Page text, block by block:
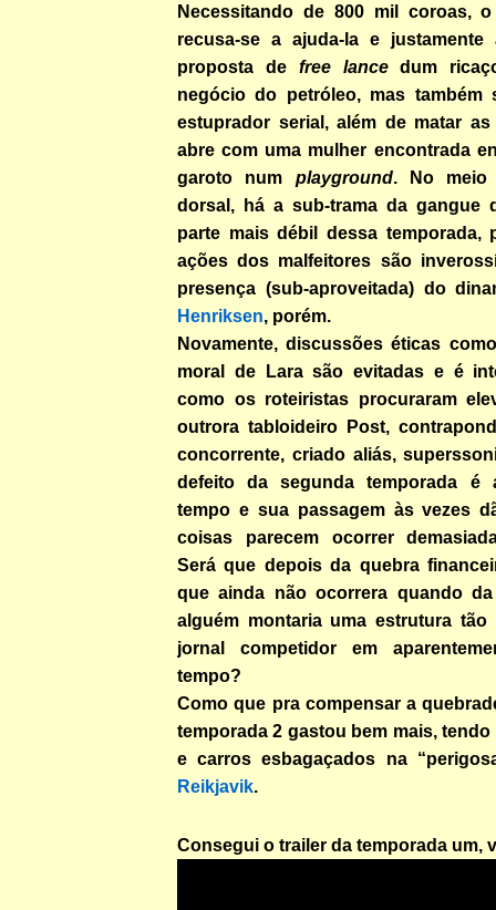
Necessitando de 800 mil coroas,
recusa-se a ajuda-la e justamente
proposta de free lancedum
negócio do petróleo, mas também
estuprador serial, além de matar
abre com uma mulher encontrada
garoto num playground. No meio
dorsal, há a sub-trama da gangue
parte mais débil dessa temporada,
ações dos malfeitores são
presença (sub-aproveitada) do
Henriksen, porém.
Novamente, discussões éticas
moral de Lara são evitadas e é
como os roteiristas procuraram
outrora tabloideiro Post,
concorrente, criado aliás,
defeito da segunda temporada é
tempo e sua passagem às vezes
coisas parecem ocorrer
Será que depois da quebra
que ainda não ocorrera quando
alguém montaria uma estrutura
jornal competidor em
tempo?
Como que pra compensar a
temporada 2 gastou bem mais,
e carros esbagaçados na
Reikjavik.
Consegui o trailer da temporada um,